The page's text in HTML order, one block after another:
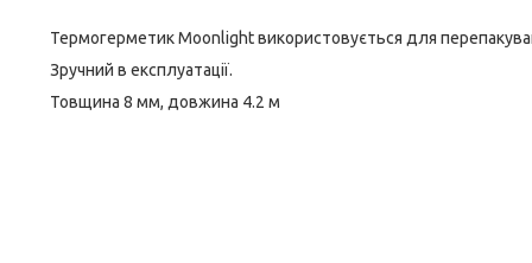
Термогерметик Moonlight використовується для
Зручний в експлуатації.
Товщина 8 мм, довжина 4.2 м